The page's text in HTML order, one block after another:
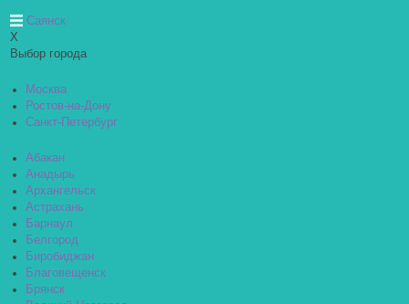
Саянск
X
Выбор города
Москва
Ростов-на-Дону
Санкт-Петербург
Абакан
Анадырь
Архангельск
Астрахань
Барнаул
Белгород
Биробиджан
Благовещенск
Брянск